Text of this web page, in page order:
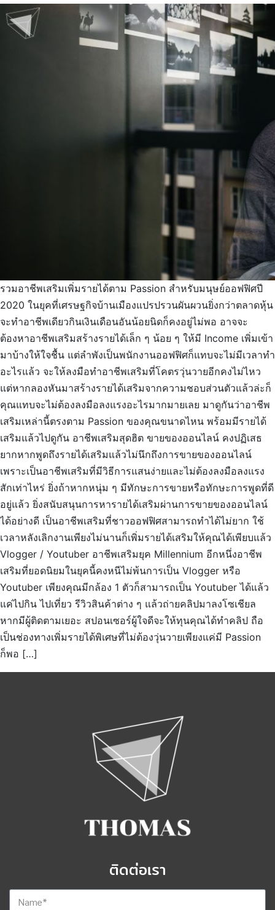
รวมอาชีพเสริมเพิ่มรายได้ตาม Passion สำหรับมนุษย์ออฟฟิศปี
2020 ในยุคที่เศรษฐกิจบ้านเมืองแปรปรวนผันผวนยิ่งกว่าตลาดหุ้น
จะทำอาชีพเดียวกินเงินเดือนอันน้อยนิดก็คงอยู่ไม่พอ อาจจะ
ต้องหาอาชีพเสริมสร้างรายได้เล็ก ๆ น้อย ๆ ให้มี Income เพิ่มเข้า
มาบ้างให้ใจชื้น แต่ลำพังเป็นพนักงานออฟฟิศก็แทบจะไม่มีเวลาทำ
อะไรแล้ว จะให้ลงมือทำอาชีพเสริมที่โคตรวุ่นวายอีกคงไม่ไหว
แต่หากลองหันมาสร้างรายได้เสริมจากความชอบส่วนตัวแล้วล่ะก็
คุณแทบจะไม่ต้องลงมือลงแรงอะไรมากมายเลย มาดูกันว่าอาชีพ
เสริมเหล่านี้ตรงตาม Passion ของคุณขนาดไหน พร้อมมีรายได้
เสริมแล้วไปดูกัน อาชีพเสริมสุดฮิต ขายของออนไลน์ คงปฏิเสธ
ยากหากพูดถึงรายได้เสริมแล้วไม่นึกถึงการขายของออนไลน์
เพราะเป็นอาชีพเสริมที่มีวิธีการแสนง่ายและไม่ต้องลงมือลงแรง
สักเท่าไหร่ ยิ่งถ้าหากหนุ่ม ๆ มีทักษะการขายหรือทักษะการพูดที่ดี
อยู่แล้ว ยิ่งสนับสนุนการหารายได้เสริมผ่านการขายของออนไลน์
ได้อย่างดี เป็นอาชีพเสริมที่ชาวออฟฟิศสามารถทำได้ไม่ยาก ใช้
เวลาหลังเลิกงานเพียงไม่นานก็เพิ่มรายได้เสริมให้คุณได้เพียบแล้ว
Vlogger / Youtuber อาชีพเสริมยุค Millennium อีกหนึ่งอาชีพ
เสริมที่ยอดนิยมในยุคนี้คงหนีไม่พ้นการเป็น Vlogger หรือ
Youtuber เพียงคุณมีกล้อง 1 ตัวก็สามารถเป็น Youtuber ได้แล้ว
แค่ไปกิน ไปเที่ยว รีวิวสินค้าต่าง ๆ แล้วถ่ายคลิปมาลงโซเชียล
หากมีผู้ติดตามเยอะ สปอนเซอร์ผู้ใจดีจะให้ทุนคุณได้ทำคลิป ถือ
เป็นช่องทางเพิ่มรายได้พิเศษที่ไม่ต้องวุ่นวายเพียงแค่มี Passion
ก็พอ […]
ติดต่อเรา